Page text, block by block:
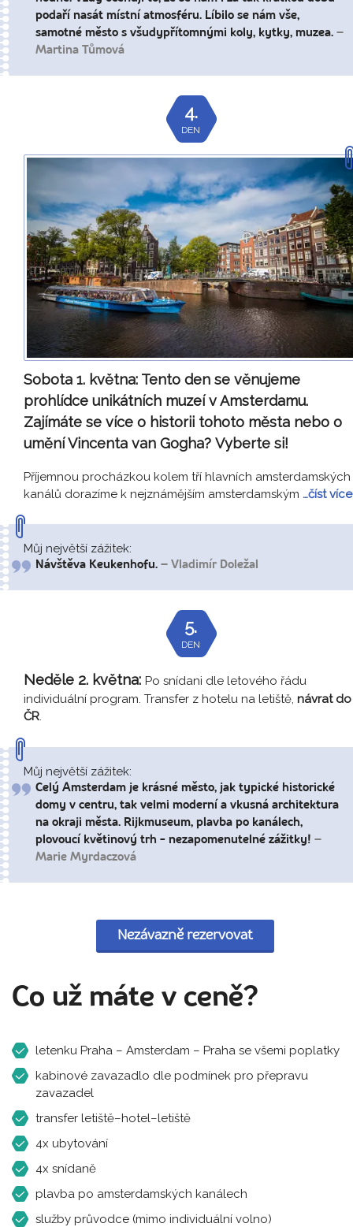
podaří nasát místní atmosféru. Líbilo se nám vše,
samotné město s všudypřítomnými koly, kytky, muzea. –
Martina Tůmová
4.
DEN
Sobota 1. května: Tento den se věnujeme
prohlídce unikátních muzeí v Amsterdamu.
Zajímáte se více o historii tohoto města nebo o
umění Vincenta van Gogha? Vyberte si!
Příjemnou procházkou kolem tří hlavních amsterdamských
kanálů dorazíme k nejznámějším amsterdamským …číst více
Můj největší zážitek:
Návštěva Keukenhofu. – Vladimír Doležal
5.
DEN
Neděle 2. května: Po snídani dle letového řádu
individuální program. Transfer z hotelu na letiště, návrat do
ČR.
Můj největší zážitek:
Celý Amsterdam je krásné město, jak typické historické
domy v centru, tak velmi moderní a vkusná architektura
na okraji města. Rijkmuseum, plavba po kanálech,
plovoucí květinový trh - nezapomenutelné zážitky! –
Marie Myrdaczová
Nezávazně rezervovat
Co už máte v ceně?
letenku Praha – Amsterdam – Praha se všemi poplatky
kabinové zavazadlo dle podmínek pro přepravu
zavazadel
transfer letiště–hotel–letiště
4x ubytování
4x snídaně
plavba po amsterdamských kanálech
služby průvodce (mimo individuální volno)